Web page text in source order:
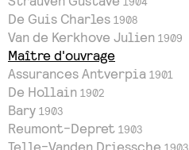
De Guis Charles 1908
Van de Kerkhove Julien 1909
Maître d'ouvrage
Assurances Antverpia 1901
De Hollain 1902
Bary 1903
Reumont-Depret 1903